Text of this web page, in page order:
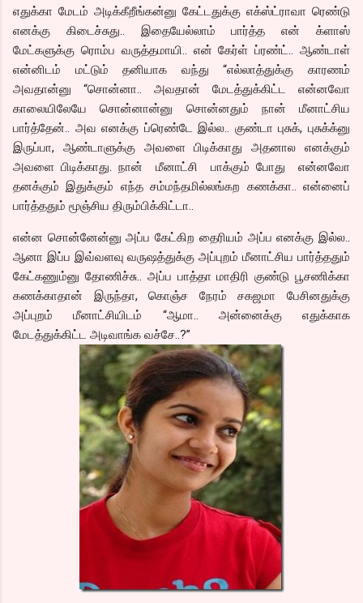
எதுக்கா மேடம் அடிக்கீறீங்கன்னு கேட்டதுக்கு எக்ஸ்ட்ராவா ரெண்டு
எனக்கு கிடைச்சுது.. இதையேல்லாம் பார்த்த என் க்ளாஸ்
மேட்களுக்கு ரொம்ப வருத்தமாயி.. என் கேர்ள் ப்ரண்ட்.. ஆண்டாள்
என்னிடம் மட்டும் தனியாக வந்து “எல்லாத்துக்கு காரணம்
அவதான்னு “சொன்னா.. அவதான் மேடத்துக்கிட்ட என்னவோ
காலையிலேயே சொன்னான்னு சொன்னதும் நான் மீனாட்சிய
பார்த்தேன்.. அவ எனக்கு ப்ரெண்டே இல்ல.. குண்டா புசுக், புசுக்க்னு
இருப்பா, ஆண்டாளுக்கு அவளை பிடிக்காது அதனால எனக்கும்
அவளை பிடிக்காது. நான் மீனாட்சி பாக்கும் போது என்னவோ
தனக்கும் இதுக்கும் எந்த சம்மந்தமில்லங்கற கணக்கா.. என்னைப்
பார்த்ததும் மூஞ்சிய திரும்பிக்கிட்டா..
என்ன சொன்னேன்னு அப்ப கேட்கிற தைரியம் அப்ப எனக்கு இல்ல..
ஆனா இப்ப இவ்வளவு வருஷத்துக்கு அப்புறம் மீனாட்சிய பார்த்ததும்
கேட்கணும்னு தோணிச்சு.. அப்ப பாத்தா மாதிரி குண்டு பூசணிக்கா
கணக்காதான் இருந்தா, கொஞ்ச நேரம் சகஜமா பேசினதுக்கு
அப்புறம் மீனாட்சியிடம் “ஆமா.. அன்னைக்கு எதுக்காக
மேடத்துக்கிட்ட அடிவாங்க வச்சே..?”